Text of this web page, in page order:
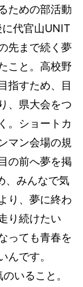
ための部活動
代官山UNIT
先まで続く夢
こと。高校野
指すため、目
、県大会をつ
。ショートカ
マン会場の規
の前へ夢を掲
、みんなで気
り、夢に終わ
り続けたい
っても青春を
んです。
いること。